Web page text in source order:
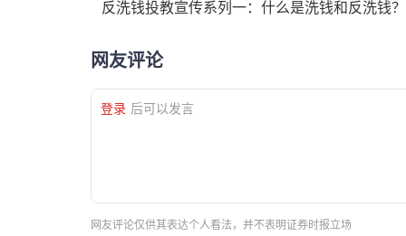
反洗钱投教宣传系列一：什么是洗钱和反洗钱？
网友评论
登录 后可以发言
网友评论仅供其表达个人看法，并不表明证券时报立场